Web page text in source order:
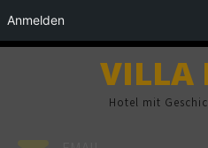
Anmelden
VILLA
Hotel mit